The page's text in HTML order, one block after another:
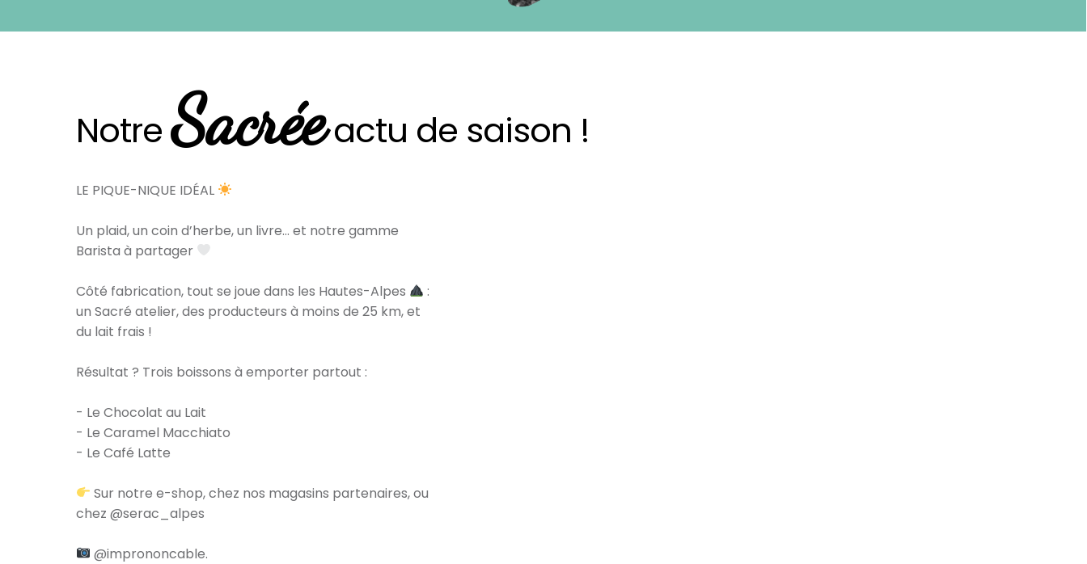
NotreSacréeactu de saison !
LE PIQUE-NIQUE IDÉAL
Un plaid, un coin d’herbe, un livre… et notre gamme
Barista à partager
Côté fabrication, tout se joue dans les Hautes-Alpes
:
un Sacré atelier, des producteurs à moins de 25 km, et
du lait frais !
Résultat ? Trois boissons à emporter partout :
- Le Chocolat au Lait
- Le Caramel Macchiato
- Le Café Latte
Sur notre e-shop, chez nos magasins partenaires, ou
chez @serac_alpes
@imprononcable.